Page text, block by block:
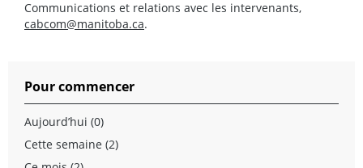
Communications et relations avec les intervenants,
cabcom@manitoba.ca.
Pour commencer
Aujourd’hui (0)
Cette semaine (2)